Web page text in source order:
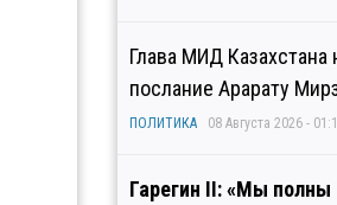
Глава МИД Казахстана
послание Арарату
ПОЛИТИКА 08 Августа 2026 -
Гарегин II: «Мы